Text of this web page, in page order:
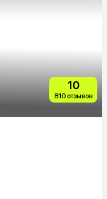
10
810 отзывов